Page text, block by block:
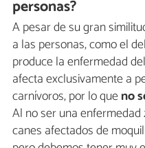
personas?
A pesar de su gran
a las personas, como el
produce la enfermedad
afecta exclusivamente a
carnívoros, por lo queno
Al no ser una
canes afectados de